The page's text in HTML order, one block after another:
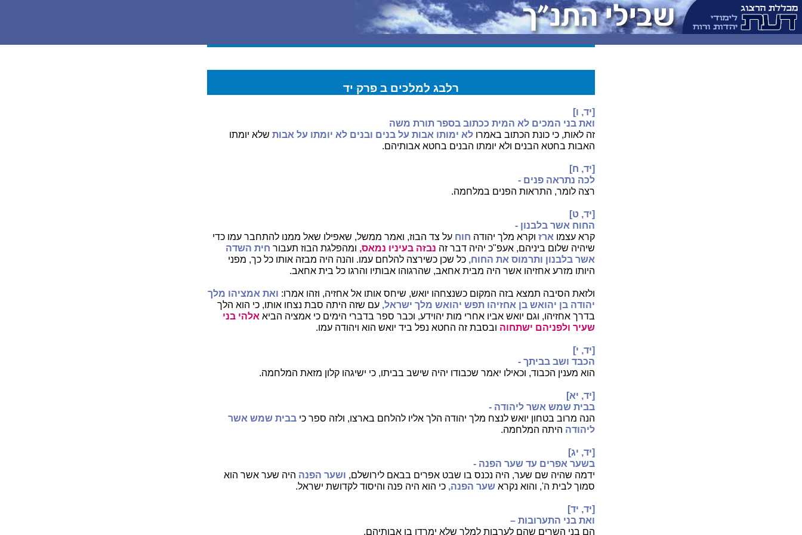
רלבג למלכים ב פרק יד
[יד, ו]
ואת בני המכים לא המית ככתוב בספר תורת משה
זה לאות, כי כונת הכתוב באמרו לא ימותו אבות על בנים ובנים לא יומתו על אבות שלא יומתו
האבות בחטא הבנים ולא יומתו הבנים בחטא אבותיהם.
[יד, ח]
לכה נתראה פנים -
רצה לומר, התראות הפנים במלחמה.
[יד, ט]
החוח אשר בלבנון -
קרא עצמו ארז וקרא מלך יהודה חוח על צד הבוז, ואמר ממשל, שאפילו שאל ממנו להתחבר עמו כדי
שיהיה שלום ביניהם, אעפ"כ יהיה דבר זה נבזה בעיניו נמאס, ומהפלגת הבוז תעבור חית השדה
אשר בלבנון ותרמוס את החוח, כל שכן כשירצה להלחם עמו. והנה היה מבזה אותו כל כך, מפני
היותו מזרע אחזיהו אשר היה מבית אחאב, שהרגוהו אבותיו והרגו כל בית אחאב.
ולזאת הסיבה תמצא בזה המקום כשנצחהו יואש, שיחס אותו אל אחזיה, וזהו אמרו: ואת אמציהו מלך
יהודה בן יהואש בן אחזיהו תפש יהואש מלך ישראל, עם שזה היתה סבת נצחו אותו, כי הוא הלך
בדרך אחזיהו, וגם יואש אביו אחרי מות יהוידע, וכבר ספר בדברי הימים כי אמציה הביא אלהי בני
שעיר ולפניהם ישתחוה ובסבת זה החטא נפל ביד יואש הוא ויהודה עמו.
[יד, י]
הכבד ושב בביתך -
הוא מענין הכבוד, וכאילו יאמר שכבודו יהיה שישב בביתו, כי ישיגהו קלון מזאת המלחמה.
[יד, יא]
בבית שמש אשר ליהודה -
הנה מרוב בטחון יואש לנצח מלך יהודה הלך אליו להלחם בארצו, ולזה ספר כי בבית שמש אשר
ליהודה היתה המלחמה.
[יד, יג]
בשער אפרים עד שער הפנה -
ידמה שהיה שם שער, היה נכנס בו שבט אפרים בבאם לירושלם, ושער הפנה היה שער אשר הוא
סמוך לבית ה', והוא נקרא שער הפנה, כי הוא היה פנה והיסוד לקדושת ישראל.
[יד, יד]
ואת בני התערובות –
הם בני השרים שהם לערבות למלך שלא ימרדו בו אבותיהם.